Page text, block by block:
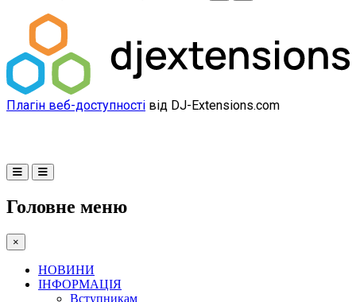
Плагін веб-доступності від DJ-Extensions.com
Головне меню
×
НОВИНИ
ІНФОРМАЦІЯ
Вступникам